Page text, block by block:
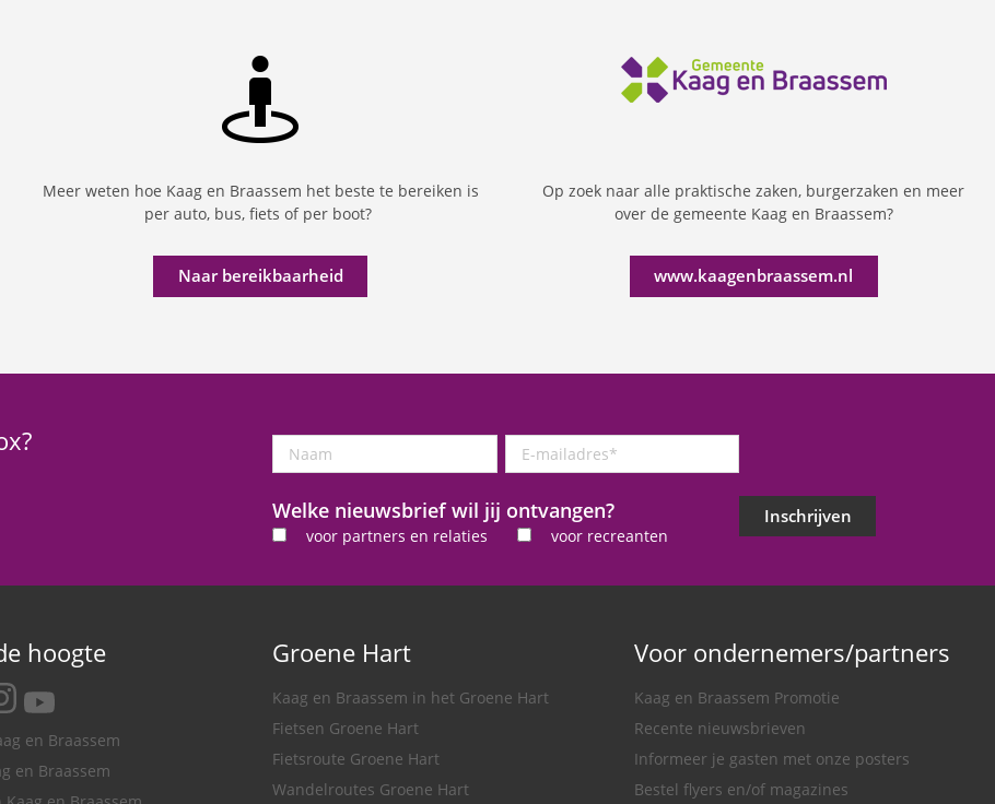
Meer weten hoe Kaag en Braassem het beste te bereiken is
per auto, bus, fiets of per boot?
Naar bereikbaarheid
Op zoek naar alle praktische zaken, burgerzaken en meer
over de gemeente Kaag en Braassem?
www.kaagenbraassem.nl
Naam
mailadres
Welke nieuwsbrief wil jij ontvangen?
voor partners en relaties voor recreanten
Inschrijven
hoogte
youtube
en Braassem
en Braassem
Groene Hart
Kaag en Braassem in het Groene Hart
Fietsen Groene Hart
Fietsroute Groene Hart
Wandelroutes Groene Hart
Voor ondernemers/partners
Kaag en Braassem Promotie
Recente nieuwsbrieven
Informeer je gasten met onze posters
Bestel flyers en/of magazines